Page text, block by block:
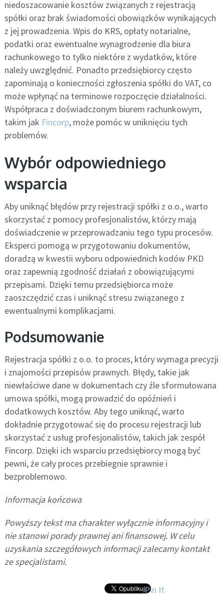
niedoszacowanie kosztów związanych z rejestracją
spółki oraz brak świadomości obowiązków wynikających
z jej prowadzenia. Wpis do KRS, opłaty notarialne,
podatki oraz ewentualne wynagrodzenie dla biura
rachunkowego to tylko niektóre z wydatków, które
należy uwzględnić. Ponadto przedsiębiorcy często
zapominają o konieczności zgłoszenia spółki do VAT, co
może wpłynąć na terminowe rozpoczęcie działalności.
Współpraca z doświadczonym biurem rachunkowym,
takim jak Fincorp, może pomóc w uniknięciu tych
problemów.
Wybór odpowiedniego
wsparcia
Aby uniknąć błędów przy rejestracji spółki z o.o., warto
skorzystać z pomocy profesjonalistów, którzy mają
doświadczenie w przeprowadzaniu tego typu procesów.
Eksperci pomogą w przygotowaniu dokumentów,
doradzą w kwestii wyboru odpowiednich kodów PKD
oraz zapewnią zgodność działań z obowiązującymi
przepisami. Dzięki temu przedsiębiorca może
zaoszczędzić czas i uniknąć stresu związanego z
ewentualnymi komplikacjami.
Podsumowanie
Rejestracja spółki z o.o. to proces, który wymaga precyzji
i znajomości przepisów prawnych. Błędy, takie jak
niewłaściwe dane w dokumentach czy źle sformułowana
umowa spółki, mogą prowadzić do opóźnień i
dodatkowych kosztów. Aby tego uniknąć, warto
dokładnie przygotować się do procesu rejestracji lub
skorzystać z usług profesjonalistów, takich jak zespół
Fincorp. Dzięki ich wsparciu przedsiębiorcy mogą być
pewni, że cały proces przebiegnie sprawnie i
bezproblemowo.
Informacja końcowa
Powyższy tekst ma charakter wyłącznie informacyjny i
nie stanowi porady prawnej ani finansowej. W celu
uzyskania szczegółowych informacji zalecamy kontakt
ze specjalistami.
Pin It